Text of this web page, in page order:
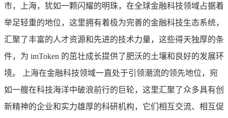
市，上海，犹如一颗闪耀的明珠，在全球金融科技领域占据着
举足轻重的地位，这里拥有着极为完善的金融科技生态系统，
汇聚了丰富的人才资源和先进的技术力量，这些得天独厚的条
件，为 imToken 的茁壮成长提供了肥沃的土壤和良好的发展环
境。 上海在金融科技领域一直处于引领潮流的领先地位，宛
如一艘在科技海洋中破浪前行的巨轮，这里汇聚了众多具有创
新精神的企业和实力雄厚的科研机构，它们相互交流、相互促